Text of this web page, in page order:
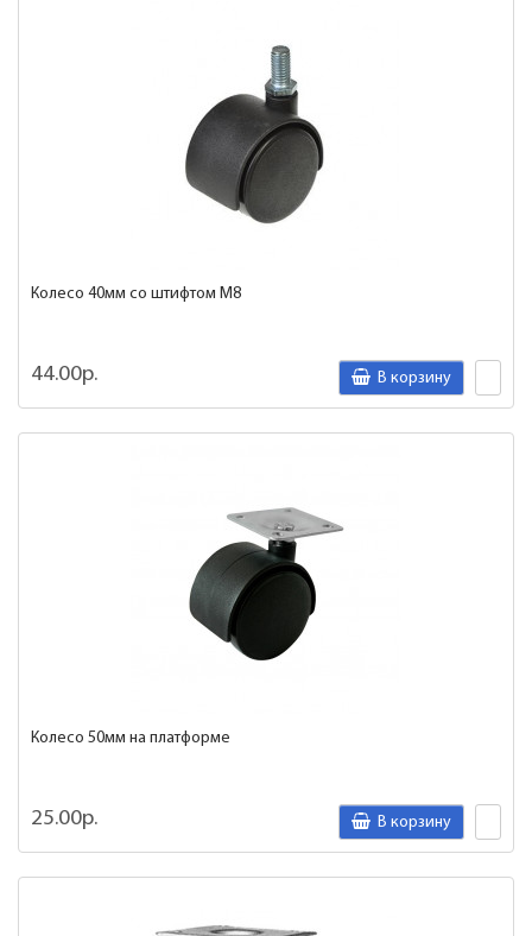
Колесо 40мм со штифтом М8
44.00р. В корзину
Колесо 50мм на платформе
25.00р. В корзину